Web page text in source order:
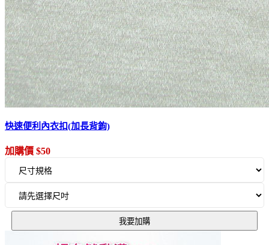
快速便利內衣扣(加長背鉤)
加購價 $50
我要加購